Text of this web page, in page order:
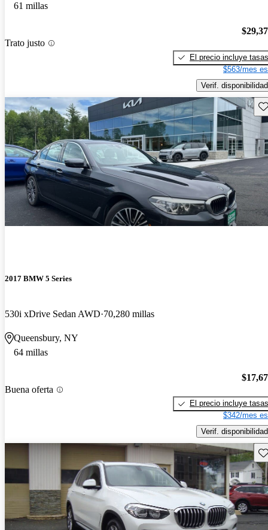
61 millas
Trato justo
El precio incluye tasas
$563/mes
Verif. disponibilidad
2017 BMW 5 Series
530i xDrive Sedan AWD 70,280 millas
Queensbury, NY
64 millas
Buena oferta
El precio incluye tasas
$342/mes
Verif. disponibilidad